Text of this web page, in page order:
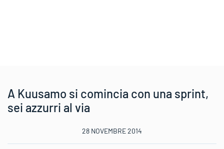
A Kuusamo si comincia con una sprint,
sei azzurri al via
28 NOVEMBRE 2014